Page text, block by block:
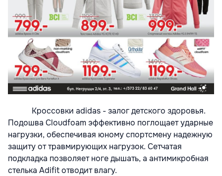
Кроссовки adidas - залог детского здоровья.
Подошва Сloudfoam эффективно поглощает ударные
нагрузки, обеспечивая юному спортсмену надежную
защиту от травмирующих нагрузок. Сетчатая
подкладка позволяет ноге дышать, а антимикробная
стелька Adifit отводит влагу.